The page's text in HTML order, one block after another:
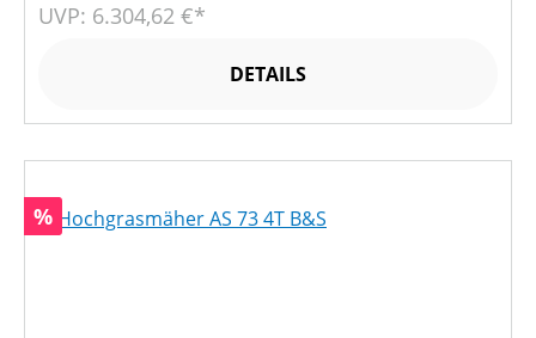
UVP: 6.304,62 €*
DETAILS
Rabatt
%